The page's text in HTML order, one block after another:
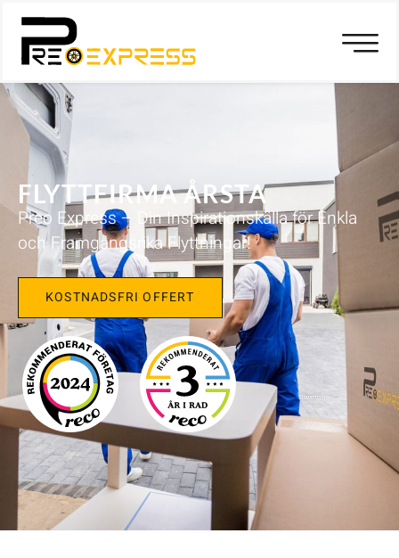
FLYTTFIRMA ÅRSTA
Preo Express – Din Inspirationskälla för Enkla
och Framgångsrika Flyttningar!
KOSTNADSFRI OFFERT